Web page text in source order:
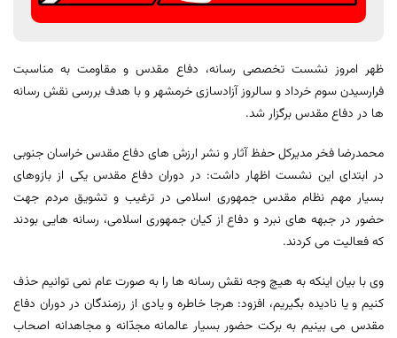
ظهر امروز نشست تخصصی رسانه، دفاع مقدس و مقاومت به مناسبت
فرارسیدن سوم خرداد و سالروز آزادسازی خرمشهر و با هدف بررسی نقش رسانه
ها در دفاع مقدس برگزار شد.
محمدرضا فخر مدیرکل حفظ آثار و نشر ارزش های دفاع مقدس خراسان جنوبی
در ابتدای این نشست اظهار داشت: در دوران دفاع مقدس یکی از بازوهای
بسیار مهم نظام مقدس جمهوری اسلامی در ترغیب و تشویق مردم جهت
حضور در جبهه های نبرد و دفاع از کیان جمهوری اسلامی، رسانه هایی بودند
که فعالیت می کردند.
وی با بیان اینکه به هیچ وجه نقش رسانه ها را به صورت عام نمی توانیم حذف
کنیم و یا نادیده بگیریم، افزود: هرجا خاطره و یادی از رزمندگان در دوران دفاع
مقدس می بینیم به برکت حضور بسیار عالمانه مجدّانه و مجاهدانه اصحاب